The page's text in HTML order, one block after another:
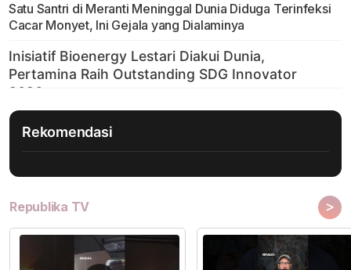
Satu Santri di Meranti Meninggal Dunia Diduga Terinfeksi
Cacar Monyet, Ini Gejala yang Dialaminya
Rekomendasi
Republika TV >